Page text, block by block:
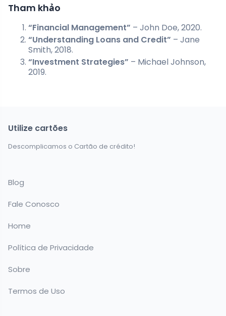
Tham khảo
“Financial Management” – John Doe, 2020.
“Understanding Loans and Credit” – Jane
Smith, 2018.
“Investment Strategies” – Michael Johnson,
2019.
Utilize cartões
Descomplicamos o Cartão de crédito!
Blog
Fale Conosco
Home
Política de Privacidade
Sobre
Termos de Uso